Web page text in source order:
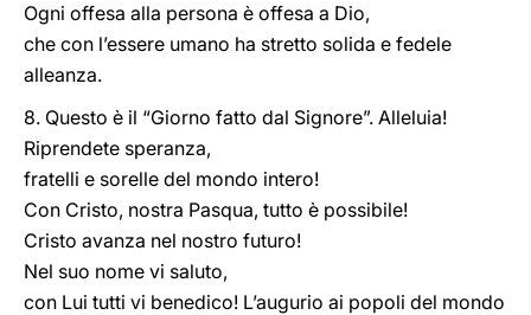
Ogni offesa alla persona è offesa a Dio,
che con l’essere umano ha stretto solida e fedele
alleanza.
8. Questo è il “Giorno fatto dal Signore”. Alleluia!
Riprendete speranza,
fratelli e sorelle del mondo intero!
Con Cristo, nostra Pasqua, tutto è possibile!
Cristo avanza nel nostro futuro!
Nel suo nome vi saluto,
con Lui tutti vi benedico! L’augurio ai popoli del mondo